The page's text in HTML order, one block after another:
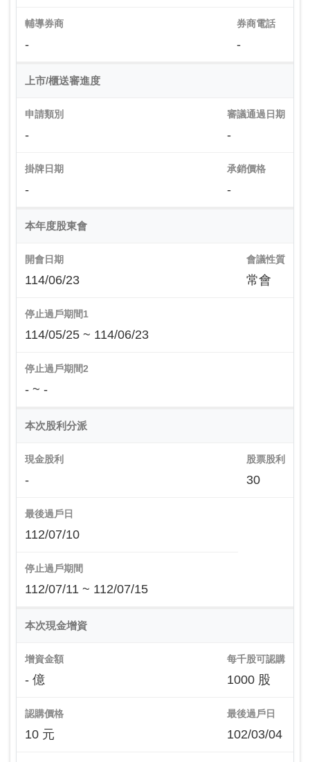
輔導券商
-
券商電話
-
上市/櫃送審進度
申請類別
-
審議通過日期
-
掛牌日期
-
承銷價格
-
本年度股東會
開會日期
114/06/23
會議性質
常會
停止過戶期間1
114/05/25 ~ 114/06/23
停止過戶期間2
- ~ -
本次股利分派
現金股利
-
股票股利
30
最後過戶日
112/07/10
停止過戶期間
112/07/11 ~ 112/07/15
本次現金增資
增資金額
- 億
每千股可認購
1000 股
認購價格
10 元
最後過戶日
102/03/04